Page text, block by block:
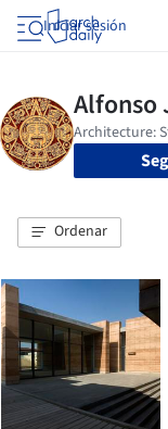
Iniciar sesión
Ordenar